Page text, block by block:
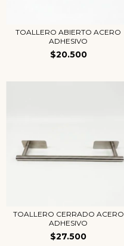
TOALLERO ABIERTO ACERO
ADHESIVO
$20.500
TOALLERO CERRADO ACERO
ADHESIVO
$27.500